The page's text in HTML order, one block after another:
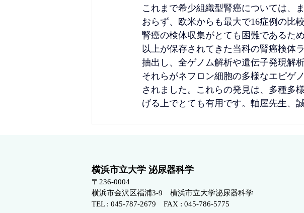
これまで希少組織型腎癌については、
おらず、欧米からも最大で16症例の比
腎癌の検体収集がとても困難であるた
以上が保存されてきた当科の腎癌検体
抽出し、全ゲノム解析や遺伝子発現解
それらがネフロン細胞の多様なエピゲ
されました。これらの発見は、多種多
げる上でとても有用です。軸屋先生、
横浜市立大学 泌尿器科学
〒236-0004
横浜市金沢区福浦3-9 横浜市立大学泌尿器科学
TEL : 045-787-2679 FAX : 045-786-5775